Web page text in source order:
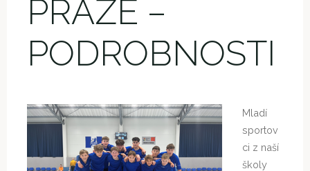
PRAZE –
PODROBNOSTI
Mladí
sportov
ci z naší
školy